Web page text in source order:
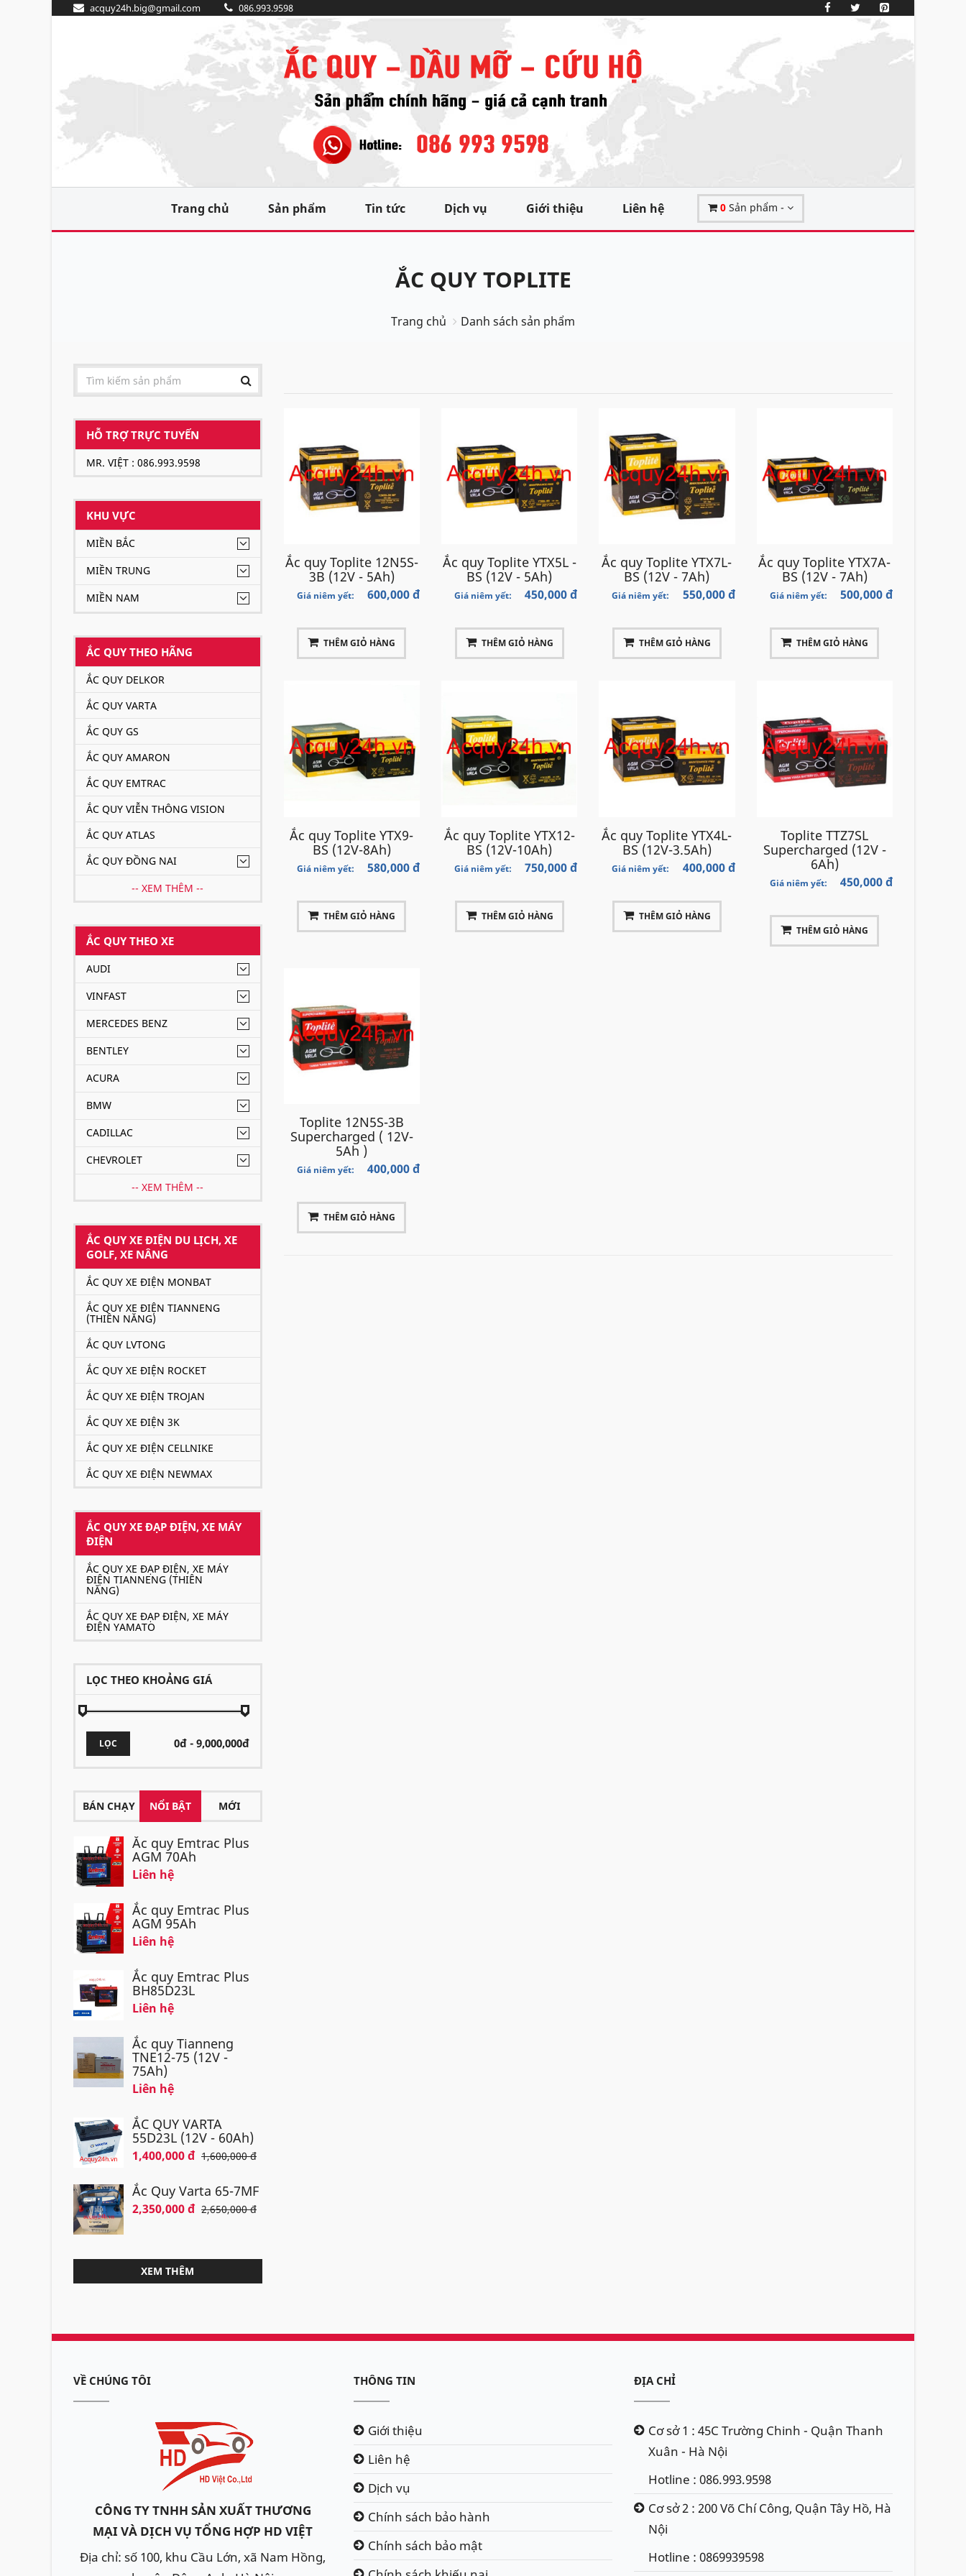
acquy24h.big@gmail.com 086.993.9598
Trang chủ Sản phẩm Tin tức Dịch vụ Giới thiệu Liên hệ 0Sản phẩm -
ẮC QUY TOPLITE
Trang chủ Danh sách sản phẩm
HỖ TRỢ TRỰC TUYẾN
MR. VIỆT : 086.993.9598
KHU VỰC
MIỀN BẮC
MIỀN TRUNG
MIỀN NAM
ẮC QUY THEO HÃNG
ẮC QUY DELKOR
ẮC QUY VARTA
ẮC QUY GS
ẮC QUY AMARON
ẮC QUY EMTRAC
ẮC QUY VIỄN THÔNG VISION
ẮC QUY ATLAS
ẮC QUY ĐỒNG NAI
-- XEM THÊM --
ẮC QUY THEO XE
AUDI
VINFAST
MERCEDES BENZ
BENTLEY
ACURA
BMW
CADILLAC
CHEVROLET
-- XEM THÊM --
ẮC QUY XE ĐIỆN DU LỊCH, XE
GOLF, XE NÂNG
ẮC QUY XE ĐIỆN MONBAT
ẮC QUY XE ĐIỆN TIANNENG
(THIÊN NĂNG)
ẮC QUY LVTONG
ẮC QUY XE ĐIỆN ROCKET
ẮC QUY XE ĐIỆN TROJAN
ẮC QUY XE ĐIỆN 3K
ẮC QUY XE ĐIỆN CELLNIKE
ẮC QUY XE ĐIỆN NEWMAX
ẮC QUY XE ĐẠP ĐIỆN, XE MÁY
ĐIỆN
ẮC QUY XE ĐẠP ĐIỆN, XE MÁY
ĐIỆN TIANNENG (THIÊN
NĂNG)
ẮC QUY XE ĐẠP ĐIỆN, XE MÁY
ĐIỆN YAMATO
LỌC THEO KHOẢNG GIÁ
LỌC
BÁN CHẠY NỔI BẬT MỚI
Ắc quy Emtrac Plus
AGM 70Ah
Liên hệ
Ắc quy Emtrac Plus
AGM 95Ah
Liên hệ
Ắc quy Emtrac Plus
BH85D23L
Liên hệ
Ắc quy Tianneng
TNE12-75 (12V -
75Ah)
Liên hệ
ẮC QUY VARTA
55D23L (12V - 60Ah)
1,400,000 đ 1,600,000 đ
Ắc Quy Varta 65-7MF
2,350,000 đ 2,650,000 đ
XEM THÊM
Ắc quy Toplite 12N5S-
3B (12V - 5Ah)
Giá niêm yết: 600,000 đ
THÊM GIỎ HÀNG
Ắc quy Toplite YTX5L -
BS (12V - 5Ah)
Giá niêm yết: 450,000 đ
THÊM GIỎ HÀNG
Ắc quy Toplite YTX7L-
BS (12V - 7Ah)
Giá niêm yết: 550,000 đ
THÊM GIỎ HÀNG
Ắc quy Toplite YTX7A-
BS (12V - 7Ah)
Giá niêm yết: 500,000 đ
THÊM GIỎ HÀNG
Ắc quy Toplite YTX9-
BS (12V-8Ah)
Giá niêm yết: 580,000 đ
THÊM GIỎ HÀNG
Ắc quy Toplite YTX12-
BS (12V-10Ah)
Giá niêm yết: 750,000 đ
THÊM GIỎ HÀNG
Ắc quy Toplite YTX4L-
BS (12V-3.5Ah)
Giá niêm yết: 400,000 đ
THÊM GIỎ HÀNG
Toplite TTZ7SL
Supercharged (12V -
6Ah)
Giá niêm yết: 450,000 đ
THÊM GIỎ HÀNG
Toplite 12N5S-3B
Supercharged ( 12V-
5Ah )
Giá niêm yết: 400,000 đ
THÊM GIỎ HÀNG
VỀ CHÚNG TÔI
CÔNG TY TNHH SẢN XUẤT THƯƠNG
MẠI VÀ DỊCH VỤ TỔNG HỢP HD VIỆT
Địa chỉ: số 100, khu Cầu Lớn, xã Nam Hồng,
THÔNG TIN
Giới thiệu
Liên hệ
Dịch vụ
Chính sách bảo hành
Chính sách bảo mật
ĐỊA CHỈ
Cơ sở 1 : 45C Trường Chinh - Quận Thanh
Xuân - Hà Nội
Hotline : 086.993.9598
Cơ sở 2 : 200 Võ Chí Công, Quận Tây Hồ, Hà
Nội
Hotline : 0869939598